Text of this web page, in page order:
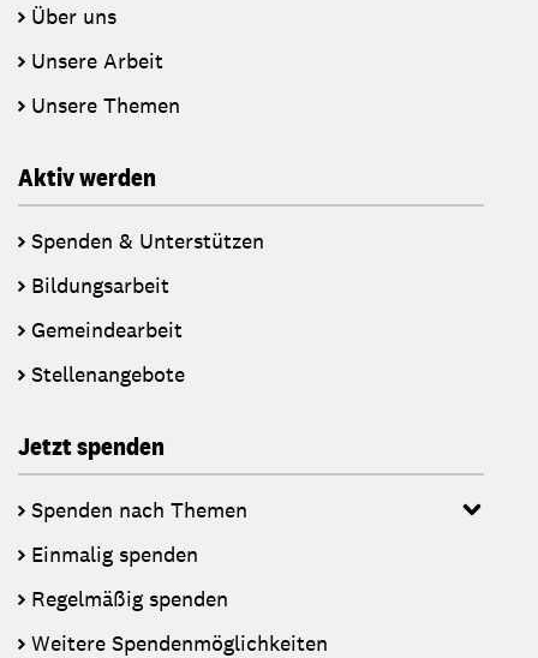
Über uns
Unsere Arbeit
Unsere Themen
Aktiv werden
Spenden & Unterstützen
Bildungsarbeit
Gemeindearbeit
Stellenangebote
Jetzt spenden
Spenden nach Themen
Einmalig spenden
Regelmäßig spenden
Weitere Spendenmöglichkeiten